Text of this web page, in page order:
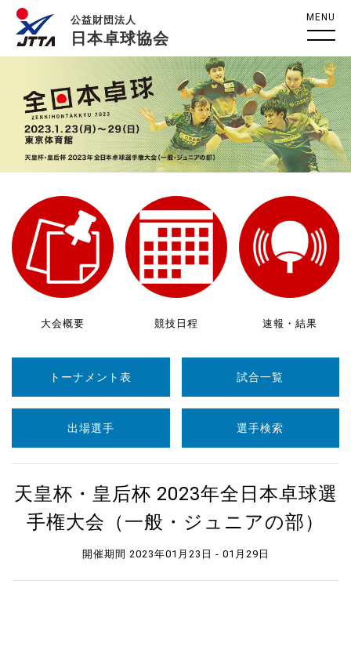
公益財団法人
日本卓球協会
MENU
大会概要 競技日程 速報・結果
トーナメント表 試合一覧
出場選手 選手検索
天皇杯・皇后杯 2023年全日本卓球選
手権大会（一般・ジュニアの部）
開催期間 2023年01月23日 - 01月29日